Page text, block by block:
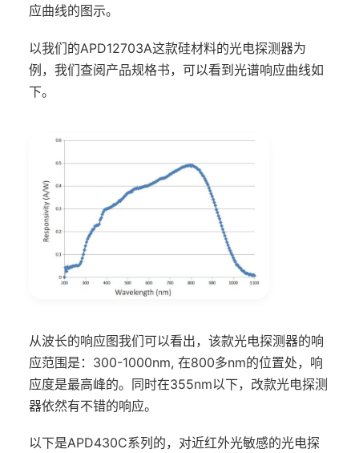
应曲线的图示。
以我们的APD12703A这款硅材料的光电探测器为
例，我们查阅产品规格书，可以看到光谱响应曲线如
下。
从波长的响应图我们可以看出，该款光电探测器的响
应范围是：300-1000nm, 在800多nm的位置处，响
应度是最高峰的。同时在355nm以下，改款光电探测
器依然有不错的响应。
以下是APD430C系列的，对近红外光敏感的光电探